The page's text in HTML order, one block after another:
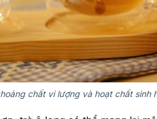
chất vi lượng và hoạt chất